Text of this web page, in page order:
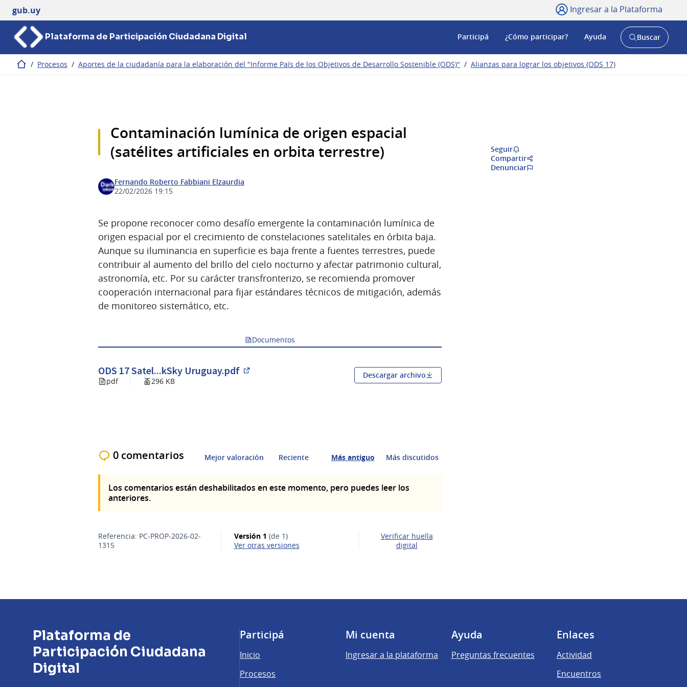
gub.uy Ingresar a la Plataforma
Plataforma de Participación Ciudadana Digital Participá ¿Cómo participar? Ayuda
AbrirBuscar
Inicio / Procesos / Aportes de la ciudadanía para la elaboración del "Informe País de los Objetivos de Desarrollo Sostenible (ODS)" / Alianzas para lograr los objetivos (ODS 17)
Contaminación lumínica de origen espacial
(satélites artificiales en orbita terrestre)
Fernando Roberto Fabbiani Elzaurdia
22/02/2026 19:15
Se propone reconocer como desafío emergente la contaminación lumínica de
origen espacial por el crecimiento de constelaciones satelitales en órbita baja.
Aunque su iluminancia en superficie es baja frente a fuentes terrestres, puede
contribuir al aumento del brillo del cielo nocturno y afectar patrimonio cultural,
astronomía, etc. Por su carácter transfronterizo, se recomienda promover
cooperación internacional para fijar estándares técnicos de mitigación, además
de monitoreo sistemático, etc.
Documentos
ODS 17 Satel...kSky Uruguay.pdf
(Abrir en una pestaña nueva)
pdf 296 KB
Descargar archivo
Seguir
Compartir
Denunciar
0 comentarios Mejor valoración Reciente Más antiguo Más discutidos
Los comentarios están deshabilitados en este momento, pero puedes leer los
anteriores.
Referencia: PC-PROP-2026-02-
1315
Versión 1 (de 1)
ver otras versiones
Verificar huella
digital
Plataforma de
Participación Ciudadana
Digital
Participá
Inicio
Procesos
Mi cuenta
Ingresar a la plataforma
Ayuda
Preguntas frecuentes
Enlaces
Actividad
Encuentros